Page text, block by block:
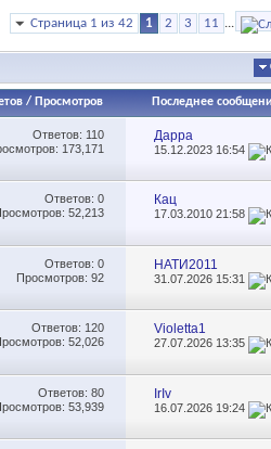
Страница 1 из 42 1 2 3 11 ...
/ Просмотров Последнее
Ответов: 110
173,171
Дарра
15.12.2023 16:54
Ответов: 0
52,213
Кац
17.03.201021:58
Ответов: 0
Просмотров: 92
НАТИ2011
31.07.2026 15:31
Ответов: 120
52,026
Violetta1
27.07.2026 13:35
Ответов: 80
53,939
IrIv
16.07.2026 19:24